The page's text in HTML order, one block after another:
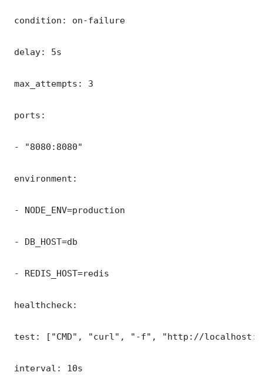
condition: on-failure
delay: 5s
max_attempts: 3
ports:
- "8080:8080"
environment:
- NODE_ENV=production
- DB_HOST=db
- REDIS_HOST=redis
healthcheck:
test: ["CMD", "curl", "-f", "http://
interval: 10s